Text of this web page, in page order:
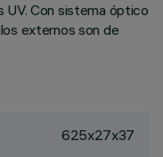
UV. Con sistema óptico
externos son de
625x27x37